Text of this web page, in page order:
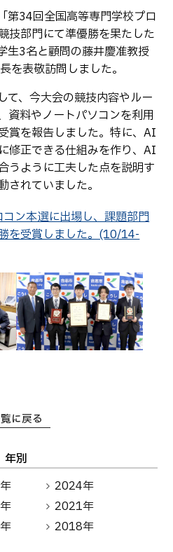
34回全国高等専門学校プロ
技部門にて準優勝を果たした
生3名と顧問の藤井慶准教授
を表敬訪問しました。
て、今大会の競技内容やルー
資料やノートパソコンを利用
賞を報告しました。特に、AI
修正できる仕組みを作り、AI
うように工夫した点を説明す
されていました。
コン本選に出場し、課題部門
を受賞しました。(10/14-
に戻る
年別
2024年
2021年
2018年
攻
サイト・SNS・動画チャネ
交通アクセス
学生生活
産学官連携・地域連携
受賞等
ご寄付・ネーミングライ
ツ等
アントレプレナーシップ
お問い合わせ
教職員向け